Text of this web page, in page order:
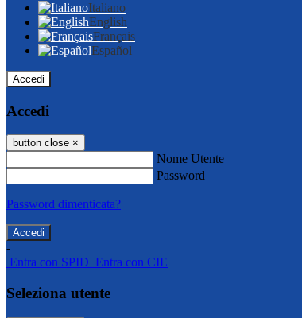
Italiano
English
Français
Español
Accedi
Accedi
button close ×
Nome Utente
Password
Password dimenticata?
-
Entra con SPID Entra con CIE
Seleziona utente